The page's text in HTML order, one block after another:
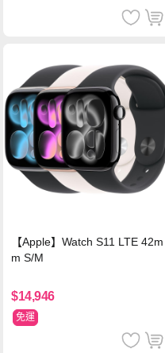
【Apple】Watch S11 LTE 42m
m S/M
$14,946
免運